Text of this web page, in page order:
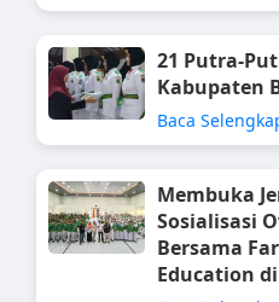
21 Putra-
Kabupaten
Baca
Membuka
Sosialisasi
Bersama
Education di